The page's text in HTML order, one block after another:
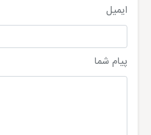
ایمیل
پیام شما